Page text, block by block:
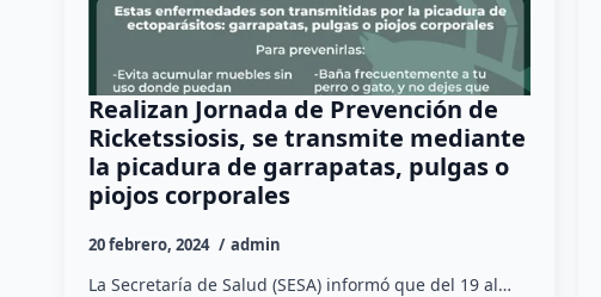
Realizan Jornada de Prevención de
Ricketssiosis, se transmite mediante
la picadura de garrapatas, pulgas o
piojos corporales
20 febrero, 2024 admin
La Secretaría de Salud (SESA) informó que del 19 al…